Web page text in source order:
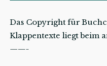
Das Copyright für
Klappentexte liegt beim
——-